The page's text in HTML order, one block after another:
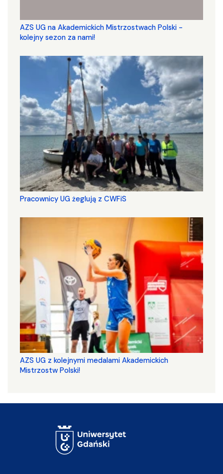
AZS UG na Akademickich Mistrzostwach Polski -
kolejny sezon za nami!
Pracownicy UG żeglują z CWFiS
AZS UG z kolejnymi medalami Akademickich
Mistrzostw Polski!